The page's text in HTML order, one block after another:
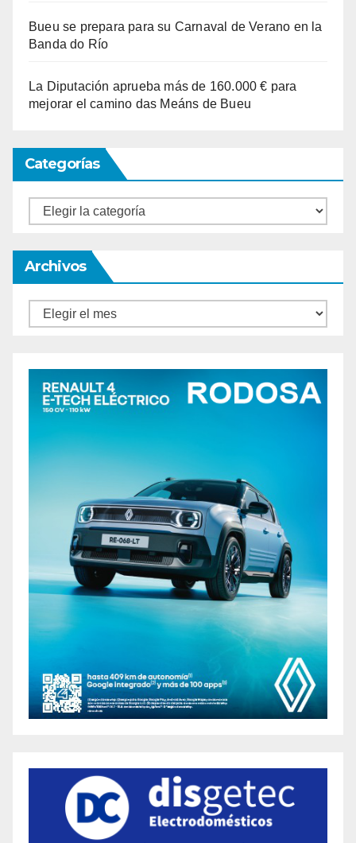
Bueu se prepara para su Carnaval de Verano en la
Banda do Río
La Diputación aprueba más de 160.000 € para
mejorar el camino das Meáns de Bueu
Categorías
Categorías
Archivos
Archivos